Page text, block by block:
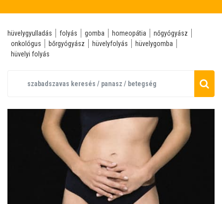
hüvelygyulladás folyás gomba homeopátia
nőgyógyász
onkológus
bőrgyógyász hüvelyfolyás
hüvelygomba
hüvelyi folyás